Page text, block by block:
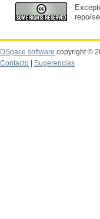
repo/
DSpace software copyright ©
Contacto
Sugerencias